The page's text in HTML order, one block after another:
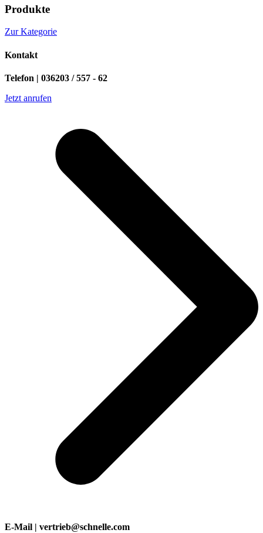
Produkte
Zur Kategorie
Kontakt
Telefon | 036203 / 557 - 62
Jetzt anrufen
E-Mail | vertrieb@schnelle.com